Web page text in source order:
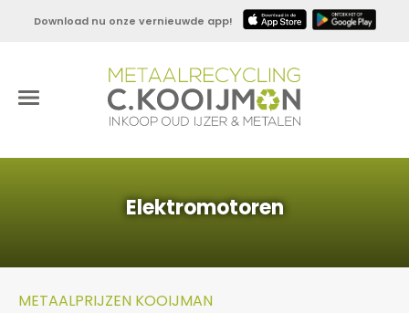
Download nu onze vernieuwde app!
Elektromotoren
METAALPRIJZEN KOOIJMAN